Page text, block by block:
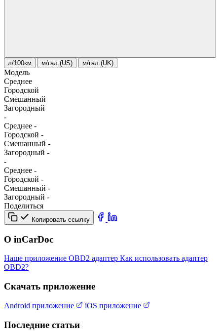
л/100км м/гал.(US) м/гал.(UK)
Модель
Среднее
Городской
Смешанный
Загородный
-
Среднее -
Городской -
Смешанный -
Загородный -
-
Среднее -
Городской -
Смешанный -
Загородный -
Поделиться
Копировать ссылку
О inCarDoc
Наше приложение OBD2 адаптер Как использовать адаптер
OBD2?
Скачать приложение
Android приложение iOS приложение
Последние статьи